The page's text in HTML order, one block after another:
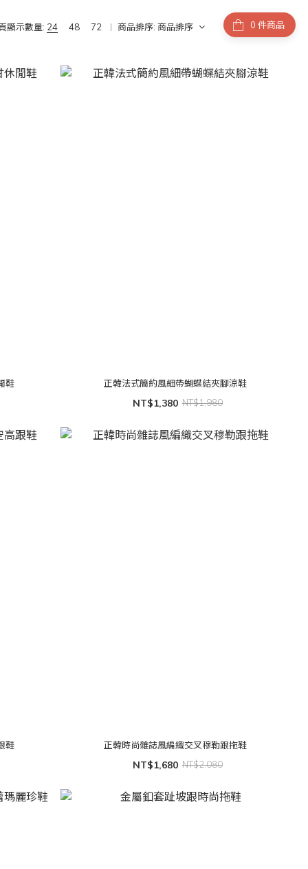
件商品
顯示數量: 24 48 72 商品排序: 商品排序
鞋 正韓法式簡約風細帶蝴蝶結夾腳涼鞋
NT$1,380 NT$1,980
鞋 正韓時尚雜誌風編織交叉穆勒跟拖鞋
NT$1,680 NT$2,080